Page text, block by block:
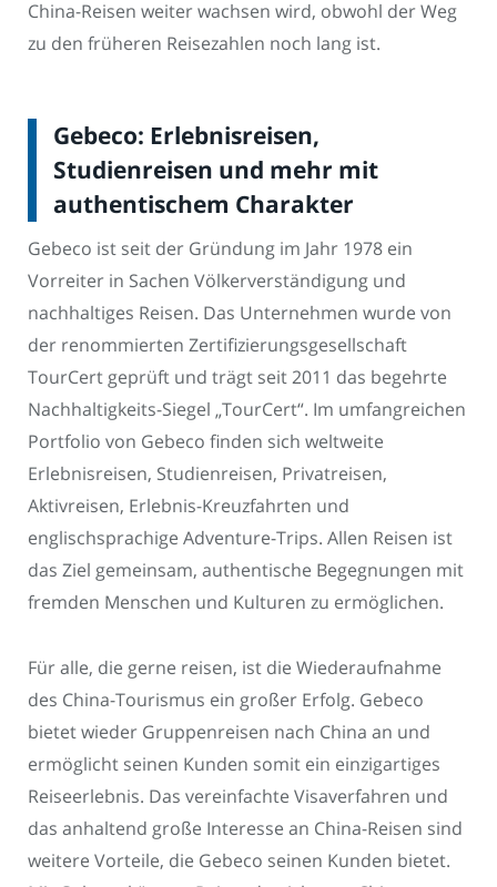
China-Reisen weiter wachsen wird, obwohl der Weg
zu den früheren Reisezahlen noch lang ist.
Gebeco: Erlebnisreisen,
Studienreisen und mehr mit
authentischem Charakter
Gebeco ist seit der Gründung im Jahr 1978 ein
Vorreiter in Sachen Völkerverständigung und
nachhaltiges Reisen. Das Unternehmen wurde von
der renommierten Zertifizierungsgesellschaft
TourCert geprüft und trägt seit 2011 das begehrte
Nachhaltigkeits-Siegel „TourCert“. Im umfangreichen
Portfolio von Gebeco finden sich weltweite
Erlebnisreisen, Studienreisen, Privatreisen,
Aktivreisen, Erlebnis-Kreuzfahrten und
englischsprachige Adventure-Trips. Allen Reisen ist
das Ziel gemeinsam, authentische Begegnungen mit
fremden Menschen und Kulturen zu ermöglichen.
Für alle, die gerne reisen, ist die Wiederaufnahme
des China-Tourismus ein großer Erfolg. Gebeco
bietet wieder Gruppenreisen nach China an und
ermöglicht seinen Kunden somit ein einzigartiges
Reiseerlebnis. Das vereinfachte Visaverfahren und
das anhaltend große Interesse an China-Reisen sind
weitere Vorteile, die Gebeco seinen Kunden bietet.